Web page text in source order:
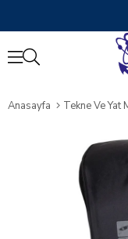
Anasayfa Tekne Ve Yat